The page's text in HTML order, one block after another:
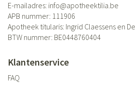
E-mailadres: info@apotheektilia.be
APB nummer: 111906
Apotheek titularis: Ingrid Claessens en
BTW nummer: BE0448760404
Klantenservice
FAQ